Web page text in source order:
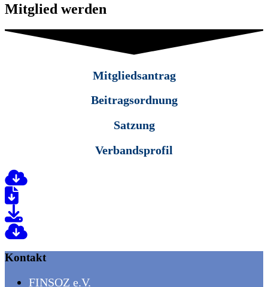
Mitglied werden
Mitgliedsantrag
Beitragsordnung
Satzung
Verbandsprofil
Kontakt
FINSOZ e.V.